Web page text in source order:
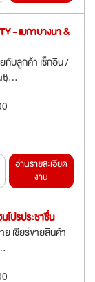
- เมกาบางนา &
กับลูกค้า เช็กอิน /
อ่านรายละเอียด
งาน
โปรประชาชื่น
เชียร์ขายสินค้า